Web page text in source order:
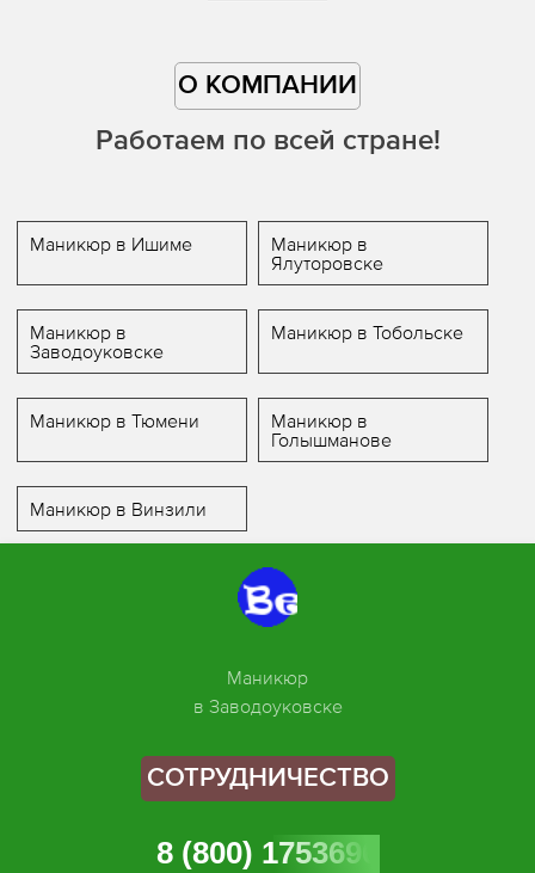
О КОМПАНИИ
Работаем по всей стране!
Маникюр в Ишиме
Маникюр в
Ялуторовске
Маникюр в
Заводоуковске
Маникюр в Тобольске
Маникюр в Тюмени
Маникюр в
Голышманове
Маникюр в Винзили
Маникюр
в Заводоуковске
СОТРУДНИЧЕСТВО
8 (800) 1753696